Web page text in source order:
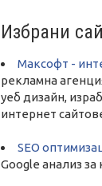
Избрани
Максофт -
рекламна
уеб дизайн,
интернет
SEO
Google анализ